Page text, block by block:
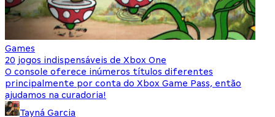
Games
20 jogos indispensáveis de Xbox One
O console oferece inúmeros títulos diferentes
principalmente por conta do Xbox Game Pass, então
ajudamos na curadoria!
Tayná Garcia